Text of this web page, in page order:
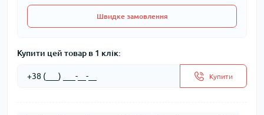
Швидке замовлення
Купити цей товар в 1 клік:
Купити